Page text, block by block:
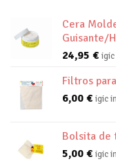
Cera
Guisante/
24,95 €
Filtros
6,00 € igic
Bolsita de
5,00 € igic